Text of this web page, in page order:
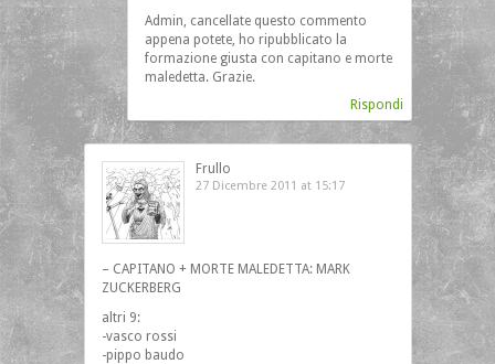
Admin, cancellate questo commento
appena potete, ho ripubblicato la
formazione giusta con capitano e morte
maledetta. Grazie.
Rispondi
Frullo
27 Dicembre 2011 at 15:17
– CAPITANO + MORTE MALEDETTA: MARK
ZUCKERBERG
altri 9:
-vasco rossi
-pippo baudo